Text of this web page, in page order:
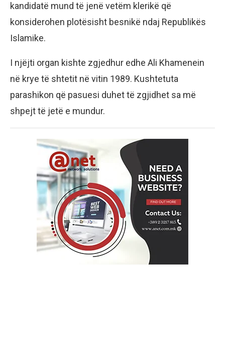
kandidatë mund të jenë vetëm klerikë që
konsiderohen plotësisht besnikë ndaj Republikës
Islamike.
I njëjti organ kishte zgjedhur edhe Ali Khamenein
në krye të shtetit në vitin 1989. Kushtetuta
parashikon që pasuesi duhet të zgjidhet sa më
shpejt të jetë e mundur.